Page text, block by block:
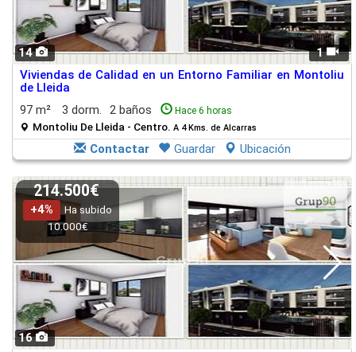
14 1
Viviendas de Calidad en un Entorno Familiar en Montoliu
de Lleida
97 m²
3 dorm. 2 baños Hace 6 horas
Montoliu De Lleida - Centro. A 4 Kms. de Alcarras
Contactar Guardar Ubicación
16
214.500€
+4%
Ha subido
10.000€